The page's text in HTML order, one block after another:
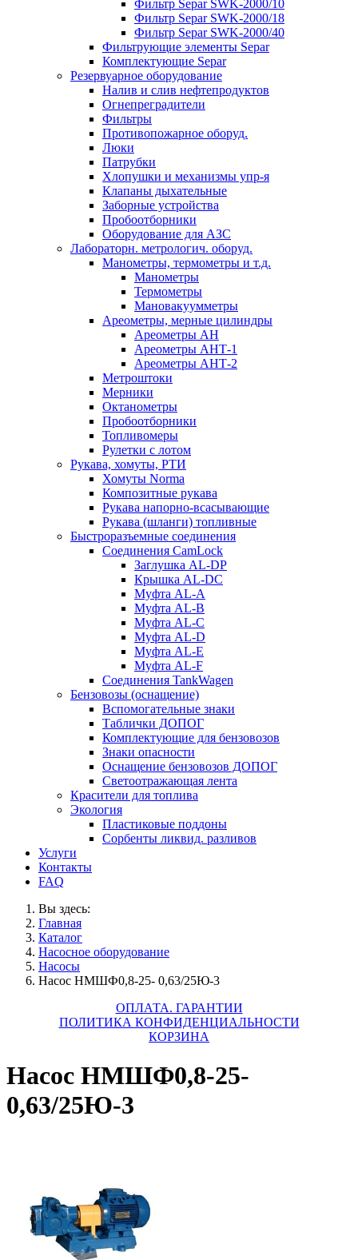
Фильтр Separ SWK-2000/10
Фильтр Separ SWK-2000/18
Фильтр Separ SWK-2000/40
Фильтрующие элементы Separ
Комплектующие Separ
Резервуарное оборудование
Налив и слив нефтепродуктов
Огнепреградители
Фильтры
Противопожарное оборуд.
Люки
Патрубки
Хлопушки и механизмы упр-я
Клапаны дыхательные
Заборные устройства
Пробоотборники
Оборудование для АЗС
Лабораторн. метрологич. оборуд.
Манометры, термометры и т.д.
Манометры
Термометры
Мановакуумметры
Ареометры, мерные цилиндры
Ареометры АН
Ареометры АНТ-1
Ареометры АНТ-2
Метроштоки
Мерники
Октанометры
Пробоотборники
Топливомеры
Рулетки с лотом
Рукава, хомуты, РТИ
Хомуты Norma
Композитные рукава
Рукава напорно-всасывающие
Рукава (шланги) топливные
Быстроразъемные соединения
Соединения CamLock
Заглушка AL-DP
Крышка AL-DC
Муфта AL-A
Муфта AL-B
Муфта AL-C
Муфта AL-D
Муфта AL-E
Муфта AL-F
Соединения TankWagen
Бензовозы (оснащение)
Вспомогательные знаки
Таблички ДОПОГ
Комплектующие для бензовозов
Знаки опасности
Оснащение бензовозов ДОПОГ
Светоотражающая лента
Красители для топлива
Экология
Пластиковые поддоны
Сорбенты ликвид. разливов
Услуги
Контакты
FAQ
Вы здесь:
Главная
Каталог
Насосное оборудование
Насосы
Насос НМШФ0,8-25- 0,63/25Ю-3
ОПЛАТА. ГАРАНТИИ
ПОЛИТИКА КОНФИДЕНЦИАЛЬНОСТИ
КОРЗИНА
Насос НМШФ0,8-25-
0,63/25Ю-3